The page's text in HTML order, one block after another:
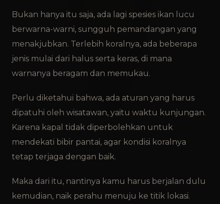
Bukan hanya itu saja, ada lagi spesies ikan lucu
berwarna-warni, sungguh pemandangan yang
menakjubkan. Terlebih koralnya, ada beberapa
jenis mulai dari halus serta keras, di mana
warnanya beragam dan memukau.
Perlu diketahui bahwa, ada aturan yang harus
dipatuhi oleh wisatawan, yaitu waktu kunjungan.
Karena kapal tidak diperbolehkan untuk
mendekati bibir pantai, agar kondisi koralnya
tetap terjaga dengan baik.
Maka dari itu, nantinya kamu harus berjalan dulu
kemudian, naik perahu menuju ke titik lokasi.